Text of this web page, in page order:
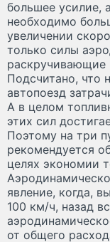
большее усилие,
необходимо
увеличении
только силы
раскручивающие
Подсчитано, что
автопоезд
А в целом
этих сил
Поэтому на три
рекомендуется
целях экономии
явление, когда,
100 км/ч, назад
от общего